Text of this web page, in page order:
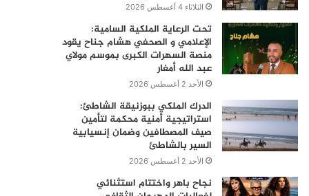
الثلاثاء 4 أغسطس 2026
تحت الرعاية الملكية السامية:
الإعلامي و الصحفي هشام جناح يقود
منصة السهرات الكبرى بموسم مولاي
عبد الله أمغار
الأحد 2 أغسطس 2026
الدرك الملكي ببوزنيقة الشاطئ:
استراتيجية أمنية محكمة لتأمين
صيف المصطافين وضمان إنسيابية
السير بالشاطئ
الأحد 2 أغسطس 2026
نجاح باهر واختتام استثنائي